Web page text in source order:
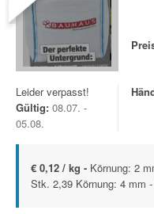
Leider verpasst!
Gültig: 08.07. -
05.08.
€ 0,12 / kg - Körnung: 2
Stk. 2,39 Körnung: 4 mm